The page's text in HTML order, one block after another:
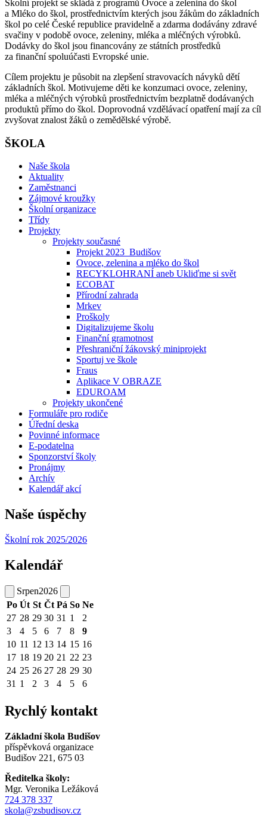
Školní projekt se skládá z programů Ovoce a zelenina do škol
a Mléko do škol, prostřednictvím kterých jsou žákům do základních
škol po celé České republice pravidelně a zdarma dodávány zdravé
svačiny v podobě ovoce, zeleniny, mléka a mléčných výrobků.
Dodávky do škol jsou financovány ze státních prostředků
za finanční spoluúčasti Evropské unie.
Cílem projektu je působit na zlepšení stravovacích návyků dětí
základních škol. Motivujeme děti ke konzumaci ovoce, zeleniny,
mléka a mléčných výrobků prostřednictvím bezplatně dodávaných
produktů přímo do škol. Doprovodná vzdělávací opatření mají za cíl
zvyšovat znalost žáků o zemědělské výrobě.
ŠKOLA
Naše škola
Aktuality
Zaměstnanci
Zájmové kroužky
Školní organizace
Třídy
Projekty
Projekty současné
Projekt 2023_Budišov
Ovoce, zelenina a mléko do škol
RECYKLOHRANÍ aneb Ukliďme si svět
ECOBAT
Přírodní zahrada
Mrkev
Proškoly
Digitalizujeme školu
Finanční gramotnost
Přeshraniční žákovský miniprojekt
Sportuj ve škole
Fraus
Aplikace V OBRAZE
EDUROAM
Projekty ukončené
Formuláře pro rodiče
Úřední deska
Povinné informace
E-podatelna
Sponzorství školy
Pronájmy
Archív
Kalendář akcí
Naše úspěchy
Školní rok 2025/2026
Kalendář
Srpen2026
Po Út St Čt Pá So Ne
27 28 29 30 31 1
2
3
4 5 6 7 8
9
10 11 12 13 14 15 16
17 18 19 20 21 22 23
24 25 26 27 28 29 30
31 1 2 3 4 5 6
Rychlý kontakt
Základní škola Budišov
příspěvková organizace
Budišov 221, 675 03
Ředitelka školy:
Mgr. Veronika Ležáková
724 378 337
skola@zsbudisov.cz